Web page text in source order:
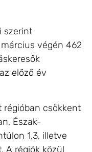
szerint
március végén 462
előző év
régióban csökkent
Észak-
1,3, illetve
A régiók közül